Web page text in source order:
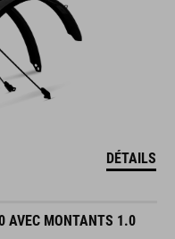
DÉTAILS
AVEC MONTANTS 1.0